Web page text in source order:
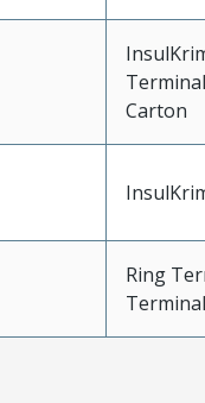
Carton
Ring
Terminal